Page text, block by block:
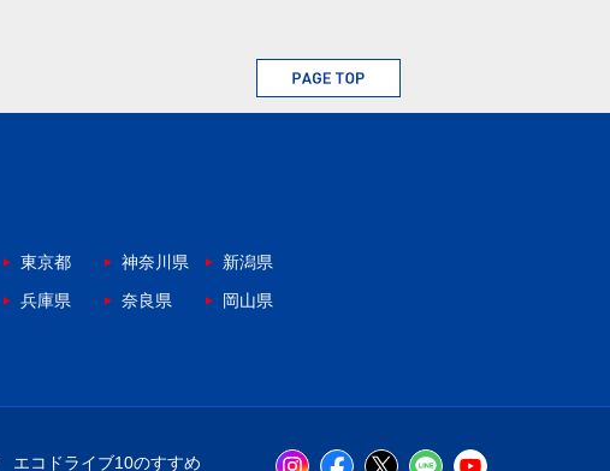
東京都 神奈川県
新潟県
兵庫県 奈良県
岡山県
エコドライブ10のすすめ